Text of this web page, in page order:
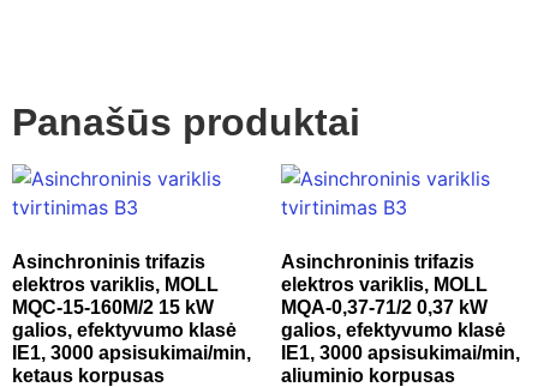
Panašūs produktai
Asinchroninis trifazis
elektros variklis, MOLL
MQC-15-160M/2 15 kW
galios, efektyvumo klasė
IE1, 3000 apsisukimai/min,
ketaus korpusas
Asinchroninis trifazis
elektros variklis, MOLL
MQA-0,37-71/2 0,37 kW
galios, efektyvumo klasė
IE1, 3000 apsisukimai/min,
aliuminio korpusas